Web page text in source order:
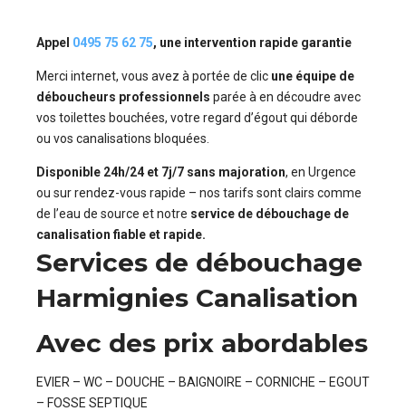
Appel 0495 75 62 75, une intervention rapide garantie
Merci internet, vous avez à portée de clic une équipe de
déboucheurs professionnels parée à en découdre avec
vos toilettes bouchées, votre regard d’égout qui déborde
ou vos canalisations bloquées.
Disponible 24h/24 et 7j/7 sans majoration, en Urgence
ou sur rendez-vous rapide – nos tarifs sont clairs comme
de l’eau de source et notre service de débouchage de
canalisation fiable et rapide.
Services de débouchage
Harmignies Canalisation
Avec des prix abordables
EVIER – WC – DOUCHE – BAIGNOIRE – CORNICHE – EGOUT
– FOSSE SEPTIQUE